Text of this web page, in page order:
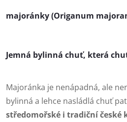
majoránky (Origanum
Jemná bylinná chuť, která
Majoránka je nenápadná, ale
bylinná a lehce nasládlá chuť
středomořské i tradiční české